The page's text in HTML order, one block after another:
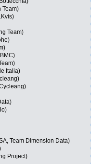
Team)
Team)
Italia)
Team Dimension Data)
Project)